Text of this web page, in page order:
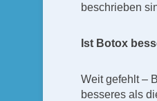
beschrieben
Ist Botox
Weit gefehlt –
besseres als